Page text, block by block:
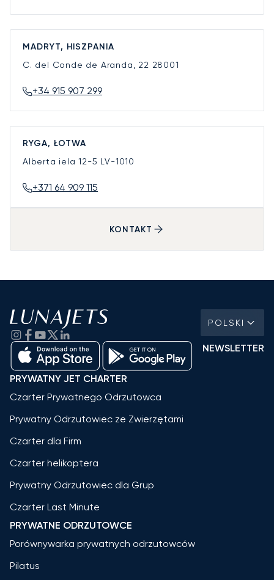
MADRYT, HISZPANIA
C. del Conde de Aranda, 22 28001
+34 915 907 299
RYGA, ŁOTWA
Alberta iela 12-5 LV-1010
+371 64 909 115
KONTAKT
POLSKI
NEWSLETTER
PRYWATNY JET CHARTER
Czarter Prywatnego Odrzutowca
Prywatny Odrzutowiec ze Zwierzętami
Czarter dla Firm
Czarter helikoptera
Prywatny Odrzutowiec dla Grup
Czarter Last Minute
PRYWATNE ODRZUTOWCE
Porównywarka prywatnych odrzutowców
Pilatus